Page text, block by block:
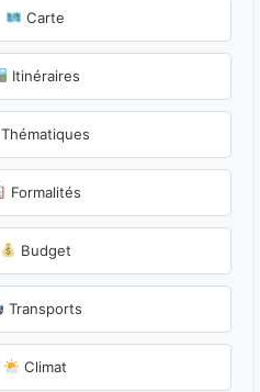
Carte
Itinéraires
Thématiques
Formalités
Budget
Transports
Climat